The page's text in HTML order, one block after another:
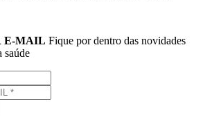
E-MAIL Fique por dentro das novidades
saúde